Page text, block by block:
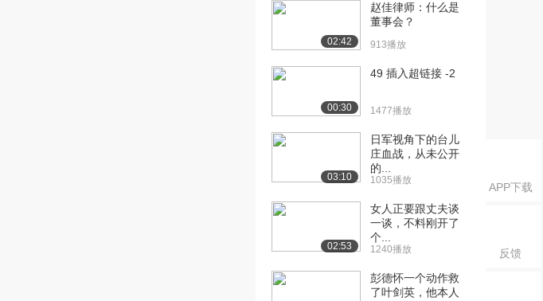
APP下载
反馈
可违法》
公执法》
人人平等》
[19] 第19集《遵守法规，
构建文明网络》
[20] 第20集《不畏强权，
维护法律尊严》
6.9万播放
02:42
赵佳律师：什么是
董事会？
913播放
00:30
49 插入超链接 -2
1477播放
03:10
日军视角下的台儿
庄血战，从未公开
的...
1035播放
02:53
女人正要跟丈夫谈
一谈，不料刚开了
个...
1240播放
彭德怀一个动作救
了叶剑英，他本人